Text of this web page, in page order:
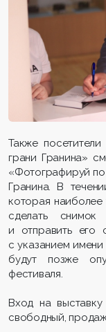
Также
грани Гранина»
«Фотографируй по
Гранина. В
которая наиболее
сделать
и отправить его
с указанием
будут позже
фестиваля.
Вход на
свободный,